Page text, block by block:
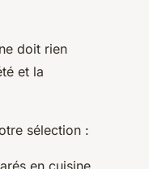
doit rien
et la
sélection :